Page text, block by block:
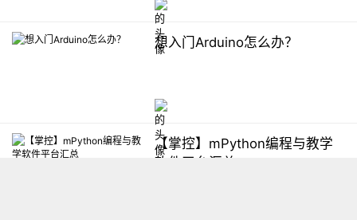
想入门Arduino怎么办？
【掌控】mPython编程与教学
软件平台汇总